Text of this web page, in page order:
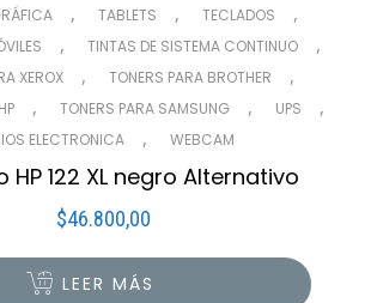
, TABLETS , TECLADOS ,
, TINTAS DE SISTEMA CONTINUO ,
XEROX , TONERS PARA BROTHER ,
, TONERS PARA SAMSUNG , UPS ,
ELECTRONICA , WEBCAM
HP 122 XL negro Alternativo
$46.800,00
LEER MÁS